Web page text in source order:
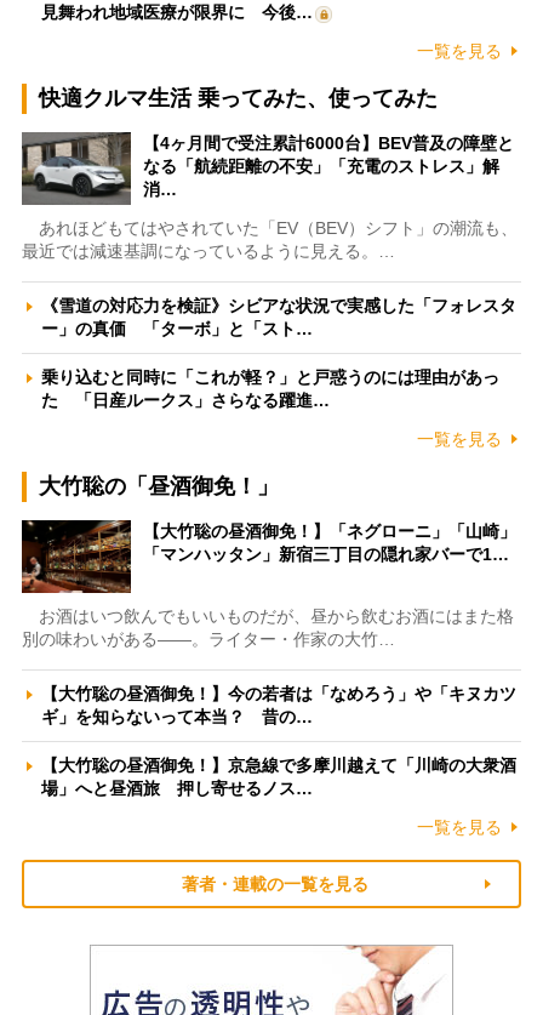
見舞われ地域医療が限界に 今後…
一覧を見る
快適クルマ生活 乗ってみた、使ってみた
【4ヶ月間で受注累計6000台】BEV普及の障壁と
なる「航続距離の不安」「充電のストレス」解
消…
あれほどもてはやされていた「EV（BEV）シフト」の潮流も、
最近では減速基調になっているように見える。…
《雪道の対応力を検証》シビアな状況で実感した「フォレスタ
ー」の真価 「ターボ」と「スト…
乗り込むと同時に「これが軽？」と戸惑うのには理由があっ
た 「日産ルークス」さらなる躍進…
一覧を見る
大竹聡の「昼酒御免！」
【大竹聡の昼酒御免！】「ネグローニ」「山崎」
「マンハッタン」新宿三丁目の隠れ家バーで1…
お酒はいつ飲んでもいいものだが、昼から飲むお酒にはまた格
別の味わいがある――。ライター・作家の大竹…
【大竹聡の昼酒御免！】今の若者は「なめろう」や「キヌカツ
ギ」を知らないって本当？ 昔の…
【大竹聡の昼酒御免！】京急線で多摩川越えて「川崎の大衆酒
場」へと昼酒旅 押し寄せるノス…
一覧を見る
著者・連載の一覧を見る